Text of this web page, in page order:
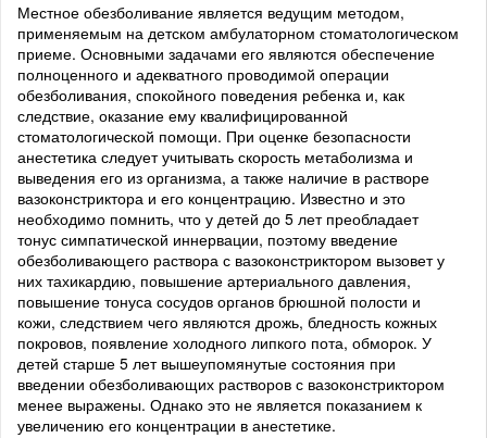
Местное обезболивание является ведущим методом,
применяемым на детском амбулаторном стоматологическом
приеме. Основными задачами его являются обеспечение
полноценного и адекватного проводимой операции
обезболивания, спокойного поведения ребенка и, как
следствие, оказание ему квалифицированной
стоматологической помощи. При оценке безопасности
анестетика следует учитывать скорость метаболизма и
выведения его из организма, а также наличие в растворе
вазоконстриктора и его концентрацию. Известно и это
необходимо помнить, что у детей до 5 лет преобладает
тонус симпатической иннервации, поэтому введение
обезболивающего раствора с вазоконстриктором вызовет у
них тахикардию, повышение артериального давления,
повышение тонуса сосудов органов брюшной полости и
кожи, следствием чего являются дрожь, бледность кожных
покровов, появление холодного липкого пота, обморок. У
детей старше 5 лет вышеупомянутые состояния при
введении обезболивающих растворов с вазоконстриктором
менее выражены. Однако это не является показанием к
увеличению его концентрации в анестетике.